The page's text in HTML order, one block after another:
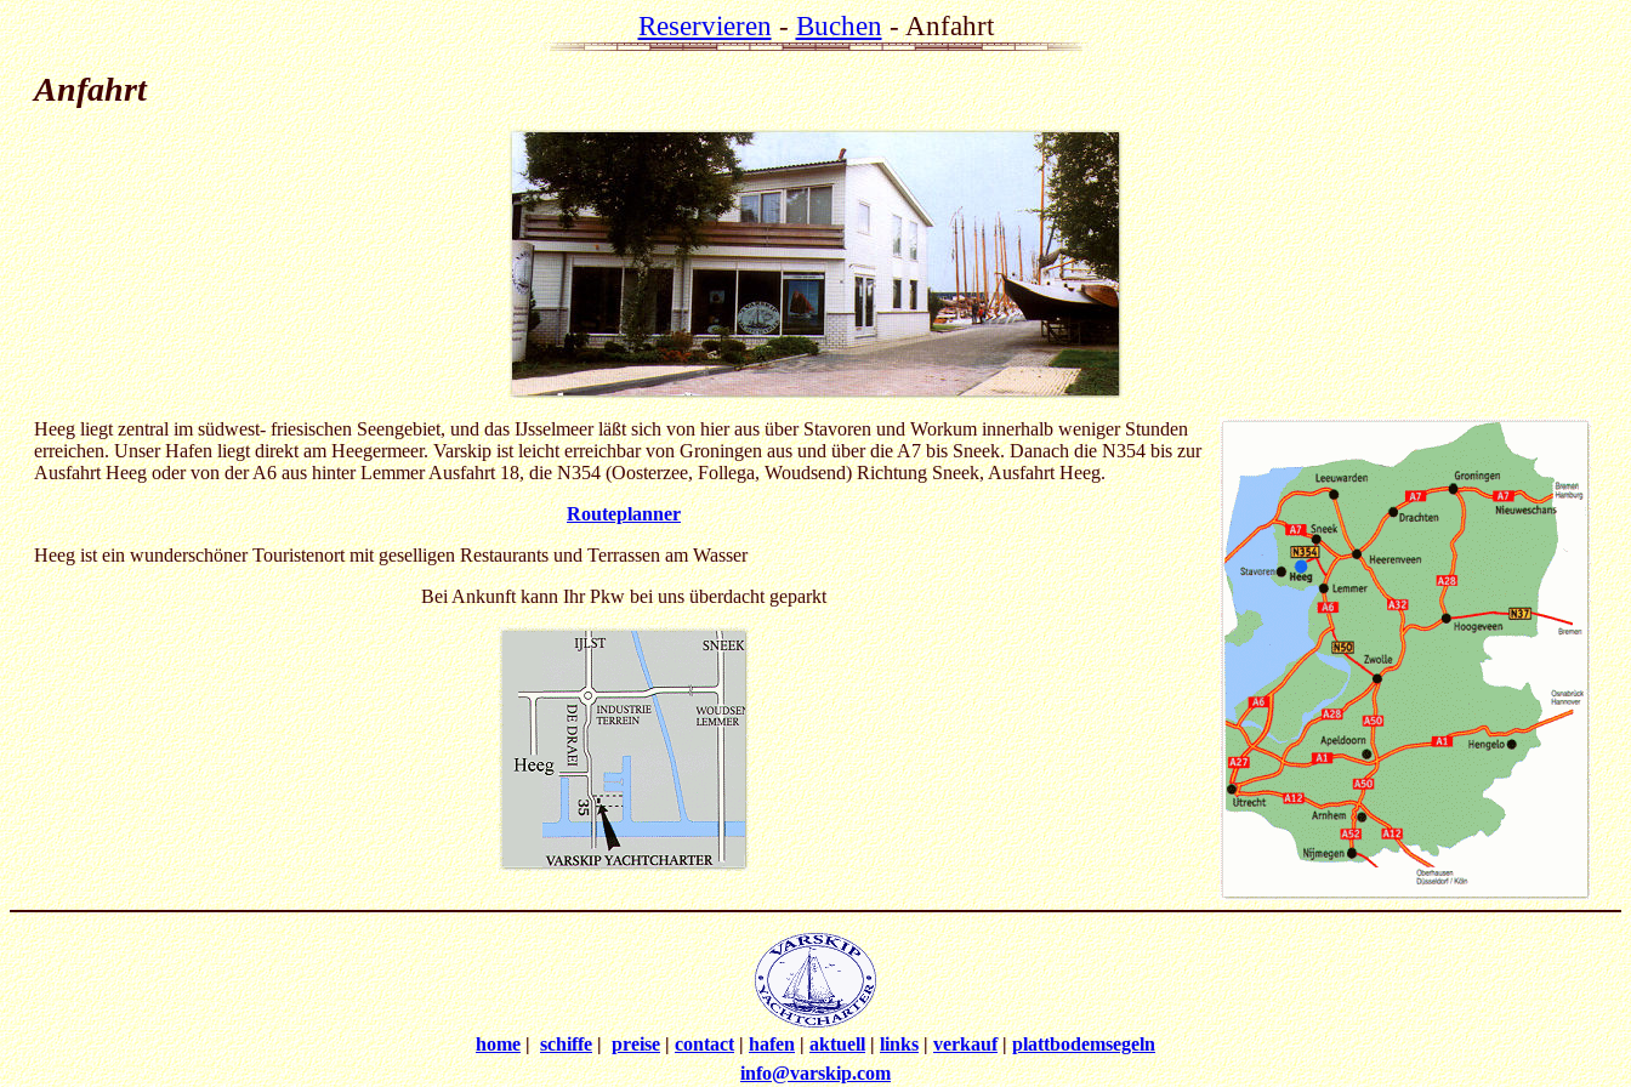
Reservieren-Buchen-Anfahrt
Anfahrt
Heeg liegt zentral im südwest- friesischen Seengebiet, und das IJsselmeer läßt sich von hier aus über Stavoren und Workum innerhalb weniger Stunden
erreichen. Unser Hafen liegt direkt am Heegermeer. Varskip ist leicht erreichbar von Groningen aus und über die A7 bis Sneek. Danach die N354 bis zur
Ausfahrt Heeg oder von der A6 aus hinter Lemmer Ausfahrt 18, die N354 (Oosterzee, Follega, Woudsend) Richtung Sneek, Ausfahrt Heeg.
Routeplanner
Heeg ist ein wunderschöner Touristenort mit geselligen Restaurants und Terrassen am Wasser
Bei Ankunft kann Ihr Pkw bei uns überdacht geparkt
home|schiffe|preise|contact|hafen|aktuell|links|verkauf|plattbodemsegeln
info@varskip.com